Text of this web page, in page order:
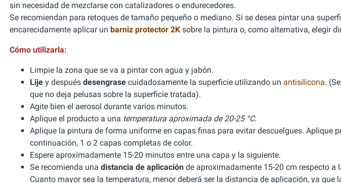
sin necesidad de mezclarse con catalizadores o endurecedores.
Se recomiendan para retoques de tamaño pequeño o mediano. Si se desea pintar una
encarecidamente aplicar un barniz protector 2K sobre la pintura o, como alternativa, elegir
Cómo utilizarla:
Limpie la zona que se va a pintar con agua y jabón.
Lije y después desengrase cuidadosamente la superficie utilizando un antisilicona.
que no deja pelusas sobre la superficie tratada).
Agite bien el aerosol durante varios minutos.
Aplique el producto a una temperatura aproximada de 20-25 °C.
Aplique la pintura de forma uniforme en capas finas para evitar descuelgues. Aplique
continuación, 1 o 2 capas completas de color.
Espere aproximadamente 15-20 minutos entre una capa y la siguiente.
Se recomienda una distancia de aplicación de aproximadamente 15-20 cm respecto a
Cuanto mayor sea la temperatura, menor deberá ser la distancia de aplicación, ya que